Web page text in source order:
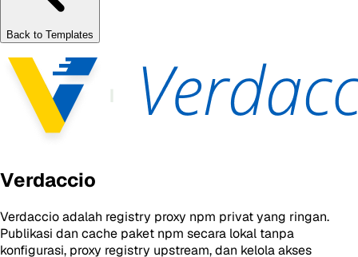
Back to Templates
Verdaccio
Verdaccio adalah registry proxy npm privat yang ringan.
Publikasi dan cache paket npm secara lokal tanpa
konfigurasi, proxy registry upstream, dan kelola akses